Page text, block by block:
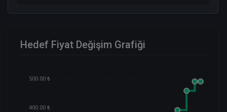
Hedef Fiyat Değişim Grafiği
500.00 ₺
400.00 ₺